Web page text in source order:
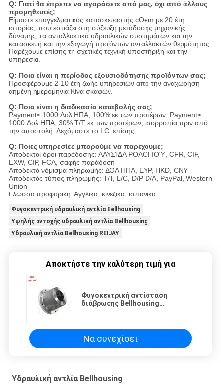
Q: Γιατί θα έπρεπε να αγοράσετε από μας, όχι από άλλους
προμηθευτές;
Είμαστε επαγγελματικός κατασκευαστής cOem με 20 έτη
ιστορίας, που εστιάζει στη σύζευξη μετάδοσης μηχανικής
δύναμης, τα ανταλλακτικά υδραυλικών συστημάτων και την
κατασκευή και την εξαγωγή προϊόντων ανταλλακτών θερμότητας.
Παρέχουμε επίσης τη σχετικές τεχνική υποστήριξη και την
υπηρεσία.
Q: Ποια είναι η περίοδος εξουσιοδότησης προϊόντων σας;
Προσφέρουμε 2-10 έτη ζωής υπηρεσιών από την αναχώρηση
αημένη ημερομηνία Κίνα σκαφών.
Q: Ποια είναι η διαδικασία καταβολής σας;
Payment≤ 1000 Δολ ΗΠΑ, 100% εκ των προτέρων. Payment≥
1000 Δολ ΗΠΑ, 30% T/T εκ των προτέρων, ισορροπία πριν από
την αποστολή. Δεχόμαστε το LC, επίσης.
Q: Ποιες υπηρεσίες μπορούμε να παρέχουμε;
Αποδεκτοί όροι παράδοσης: ΑΛΥΣΊΔΑ ΡΟΛΟΓΙΟΎ, CFR, CIF,
EXW, CIP, FCA, σαφής παράδοση
Αποδεκτό νόμισμα πληρωμής: ΔΟΛ ΗΠΑ, ΕΥΡ, HKD, CNY
Αποδεκτός τύπος πληρωμής: T/T, L/C, D/P D/A, PayPal, Western
Union
Γλώσσα προφορική: Αγγλικά, κινεζικά, ισπανικά
Φυγοκεντρική υδραυλική αντλία Bellhousing
Υψηλής αντοχής υδραυλική αντλία Bellhousing
Υδραυλική αντλία Bellhousing REIJAY
Αποκτήστε την καλύτερη τιμή για
Φυγοκεντρική αντίσταση
διάβρωσης Bellhousing
Να συνεχίσει
Υδραυλική αντλία Bellhousing